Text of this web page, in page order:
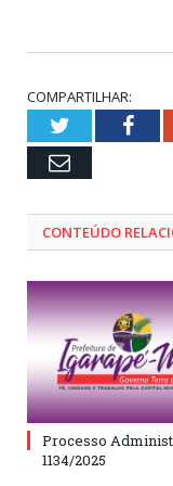
COMPARTILHAR:
Twitter
Email
CONTEÚDO
Processo
1134/2025